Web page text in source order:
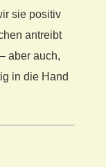
sie positiv
antreibt
aber auch,
in die Hand